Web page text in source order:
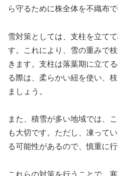
ら守るために株全体を不織布
雪対策としては、支柱を立て
す。これにより、雪の重みで
きます。支柱は落葉期に立て
る際は、柔らかい紐を使い、
ましょう。
また、積雪が多い地域では、
も大切です。ただし、凍って
る可能性があるので、慎重に行